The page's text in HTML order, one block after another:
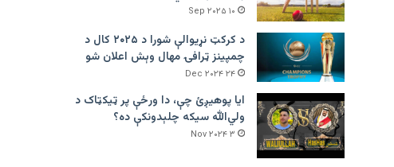
۱۰ Sep ۲۰۲۵
د کرکټ نړیوالې شورا د ۲۰۲۵ کال د
چمپینز ټرافۍ مهال وېش اعلان شو
۲۴ Dec ۲۰۲۴
ایا پوهیږئ چې، دا ورځې پر ټيکټاک د
ولي‌الله سیکه چلېدونکې ده؟
۳ Nov ۲۰۲۴